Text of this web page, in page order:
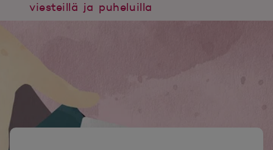
viesteillä ja puheluilla